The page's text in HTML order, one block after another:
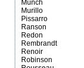
Munch
Murillo
Pissarro
Ranson
Redon
Rembrandt
Renoir
Robinson